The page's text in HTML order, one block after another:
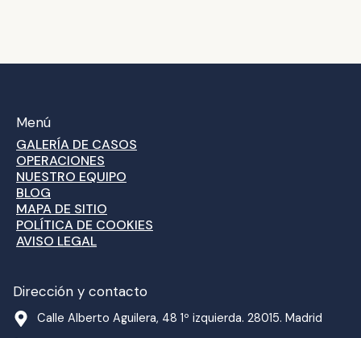
Menú
GALERÍA DE CASOS
OPERACIONES
NUESTRO EQUIPO
BLOG
MAPA DE SITIO
POLÍTICA DE COOKIES
AVISO LEGAL
Dirección y contacto
Calle Alberto Aguilera, 48 1º izquierda. 28015. Madrid